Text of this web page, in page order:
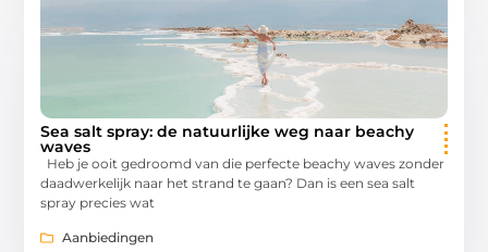
Sea salt spray: de natuurlijke weg naar beachy
waves
Heb je ooit gedroomd van die perfecte beachy waves zonder
daadwerkelijk naar het strand te gaan? Dan is een sea salt
spray precies wat
Aanbiedingen